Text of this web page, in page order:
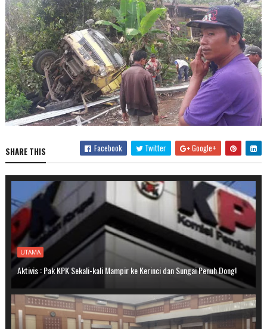
SHARE THIS Facebook Twitter Google+
UTAMA
Aktivis : Pak KPK Sekali-kali Mampir ke Kerinci dan Sungai Penuh Dong!